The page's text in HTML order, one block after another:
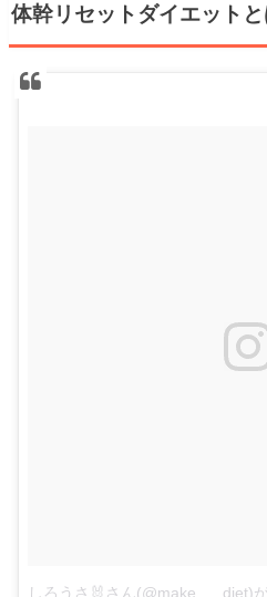
体幹リセットダイエットと
しろうさ🐰さん(@make___diet)